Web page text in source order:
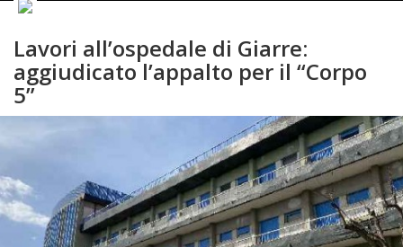
Lavori all’ospedale di Giarre:
aggiudicato l’appalto per il “Corpo
5”